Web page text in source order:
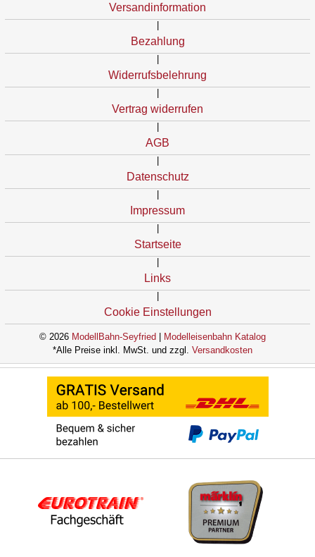
Versandinformation
Bezahlung
Widerrufsbelehrung
Vertrag widerrufen
AGB
Datenschutz
Impressum
Startseite
Links
Cookie Einstellungen
© 2026 ModellBahn-Seyfried
Modelleisenbahn Katalog
*Alle Preise inkl. MwSt. und zzgl. Versandkosten